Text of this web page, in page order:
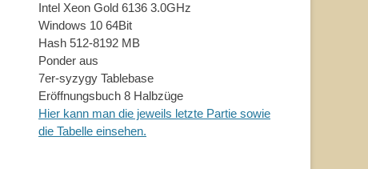
Intel Xeon Gold 6136 3.0GHz
Windows 10 64Bit
Hash 512-8192 MB
Ponder aus
7er-syzygy Tablebase
Eröffnungsbuch 8 Halbzüge
Hier kann man die jeweils letzte Partie sowie
die Tabelle einsehen.